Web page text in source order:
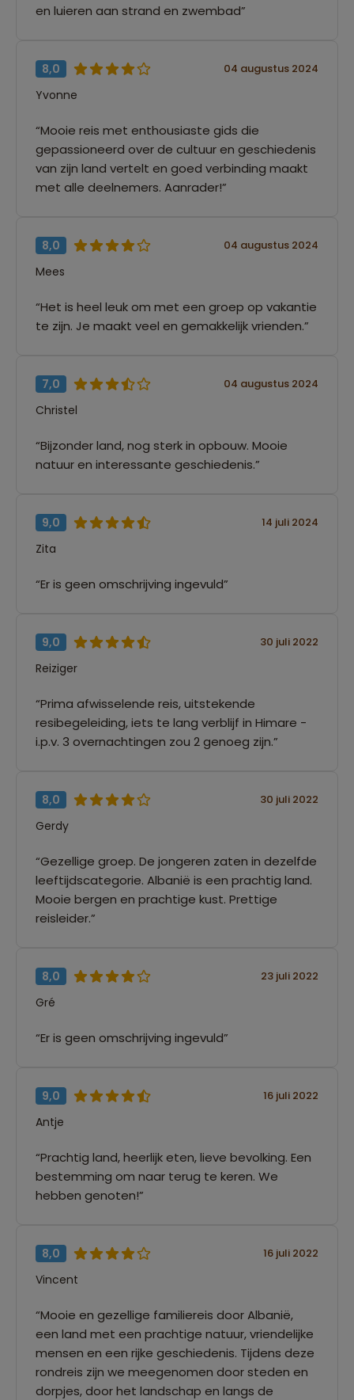
en luieren aan strand en zwembad”
8,0 04 augustus 2024
Yvonne
“Mooie reis met enthousiaste gids die
gepassioneerd over de cultuur en geschiedenis
van zijn land vertelt en goed verbinding maakt
met alle deelnemers. Aanrader!”
8,0 04 augustus 2024
Mees
“Het is heel leuk om met een groep op vakantie
te zijn. Je maakt veel en gemakkelijk vrienden.”
7,0 04 augustus 2024
Christel
“Bijzonder land, nog sterk in opbouw. Mooie
natuur en interessante geschiedenis.”
9,0 14 juli 2024
Zita
“Er is geen omschrijving ingevuld”
9,0 30 juli 2022
Reiziger
“Prima afwisselende reis, uitstekende
resibegeleiding, iets te lang verblijf in Himare -
i.p.v. 3 overnachtingen zou 2 genoeg zijn.”
8,0 30 juli 2022
Gerdy
“Gezellige groep. De jongeren zaten in dezelfde
leeftijdscategorie. Albanië is een prachtig land.
Mooie bergen en prachtige kust. Prettige
reisleider.”
8,0 23 juli 2022
Gré
“Er is geen omschrijving ingevuld”
9,0 16 juli 2022
Antje
“Prachtig land, heerlijk eten, lieve bevolking. Een
bestemming om naar terug te keren. We
hebben genoten!”
8,0 16 juli 2022
Vincent
“Mooie en gezellige familiereis door Albanië,
een land met een prachtige natuur, vriendelijke
mensen en een rijke geschiedenis. Tijdens deze
rondreis zijn we meegenomen door steden en
dorpjes, door het landschap en langs de